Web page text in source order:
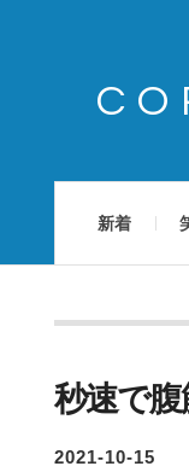
新着
秒速で
2021-10-15